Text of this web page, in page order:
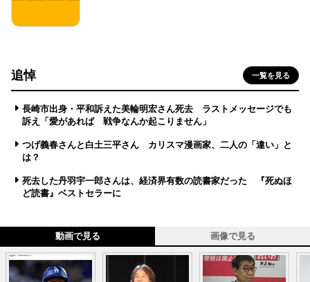
追悼 一覧を見る
長崎市出身・平和訴えた美輪明宏さん死去 ラストメッセージでも
訴え「愛があれば 戦争なんか起こりません」
つげ義春さんと白土三平さん カリスマ漫画家、二人の「違い」と
は？
死去した丹羽宇一郎さんは、経済界有数の読書家だった 『死ぬほ
ど読書』ベストセラーに
動画で見る 画像で見る